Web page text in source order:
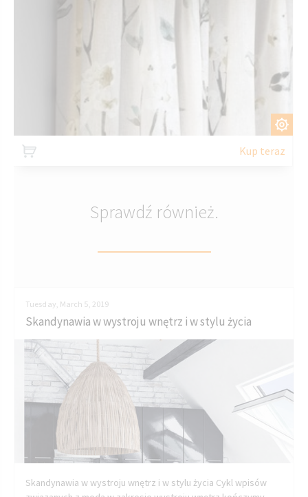
Kup teraz
Sprawdź również.
Tuesday, March 5, 2019
Skandynawia w wystroju wnętrz i w stylu życia
Skandynawia w wystroju wnętrz i w stylu życia Cykl wpisów